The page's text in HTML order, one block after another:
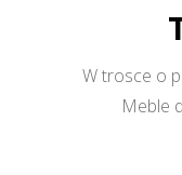
W trosce o
Meble